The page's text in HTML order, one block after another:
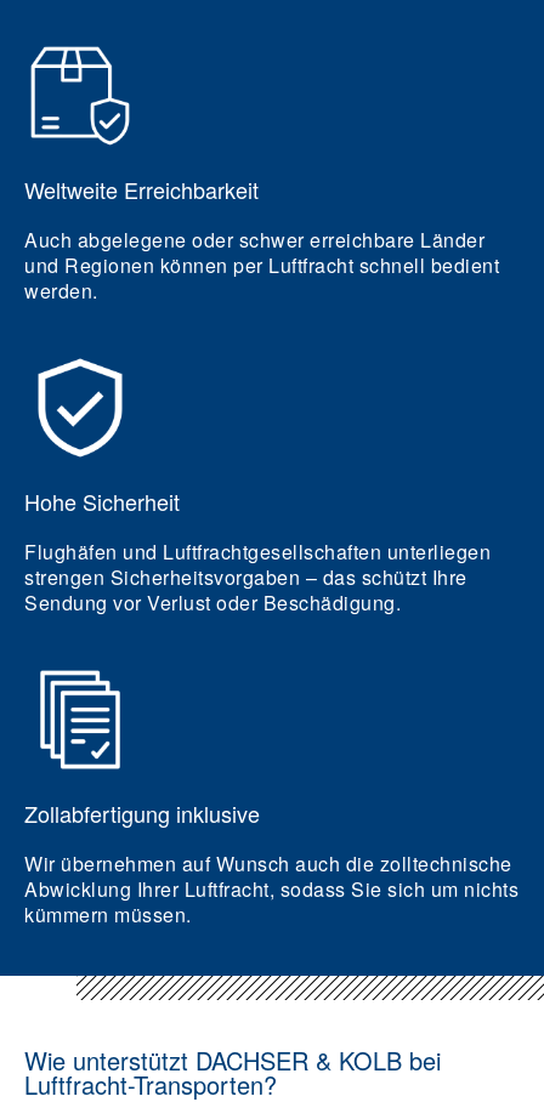
Weltweite Erreichbarkeit
Auch abgelegene oder schwer erreichbare Länder
und Regionen können per Luftfracht schnell bedient
werden.
Hohe Sicherheit
Flughäfen und Luftfrachtgesellschaften unterliegen
strengen Sicherheitsvorgaben – das schützt Ihre
Sendung vor Verlust oder Beschädigung.
Zollabfertigung inklusive
Wir übernehmen auf Wunsch auch die zolltechnische
Abwicklung Ihrer Luftfracht, sodass Sie sich um nichts
kümmern müssen.
Wie unterstützt DACHSER & KOLB bei
Luftfracht-Transporten?